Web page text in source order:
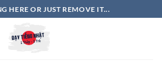
HERE OR JUST REMOVE IT...